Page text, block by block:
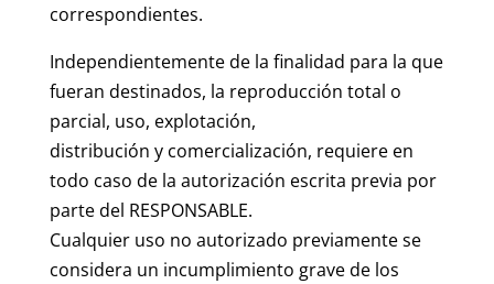
correspondientes.
Independientemente de la finalidad para la que
fueran destinados, la reproducción total o
parcial, uso, explotación,
distribución y comercialización, requiere en
todo caso de la autorización escrita previa por
parte del RESPONSABLE.
Cualquier uso no autorizado previamente se
considera un incumplimiento grave de los